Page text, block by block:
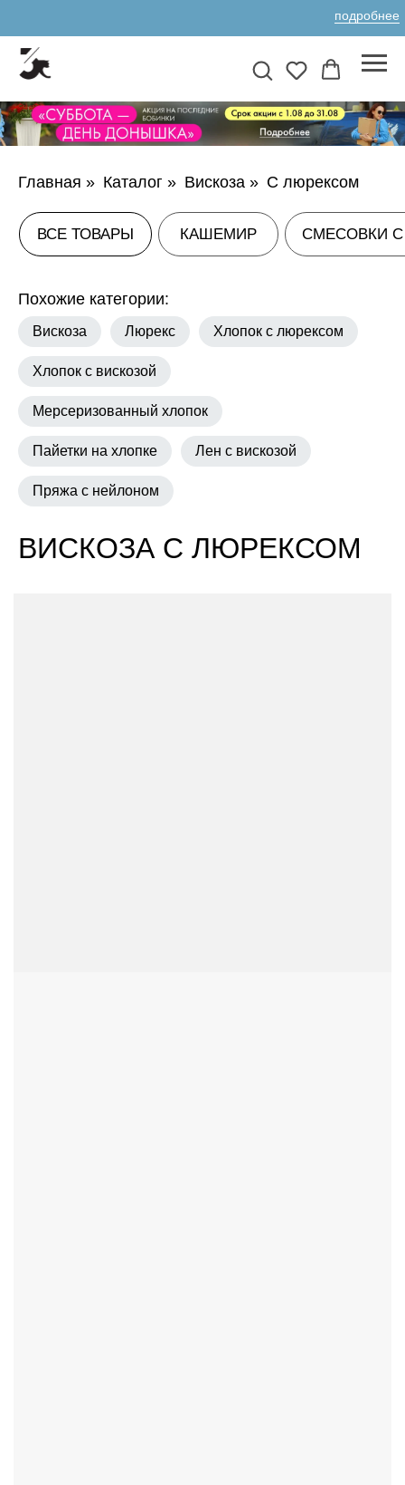
подробнее
Главная » Каталог » Вискоза » С люрексом
Похожие категории:
Вискоза Люрекс Хлопок с люрексом
Хлопок с вискозой
Мерсеризованный хлопок
Пайетки на хлопке Лен с вискозой
Пряжа с нейлоном
ВИСКОЗА С ЛЮРЕКСОМ